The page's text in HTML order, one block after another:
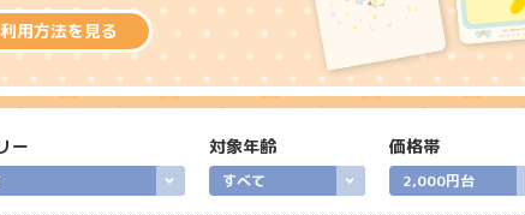
利用方法を見る
ー 対象年齢
すべて
価格帯
2,000円台